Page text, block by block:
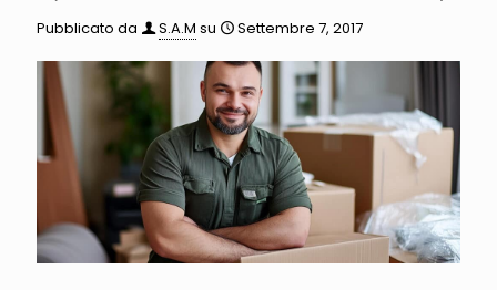
Pubblicato da S.A.M su Settembre 7, 2017